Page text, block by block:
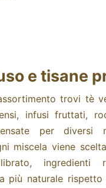
e tisane
trovi tè
infusi fruttati,
per diversi
miscela viene
ingredienti
più naturale